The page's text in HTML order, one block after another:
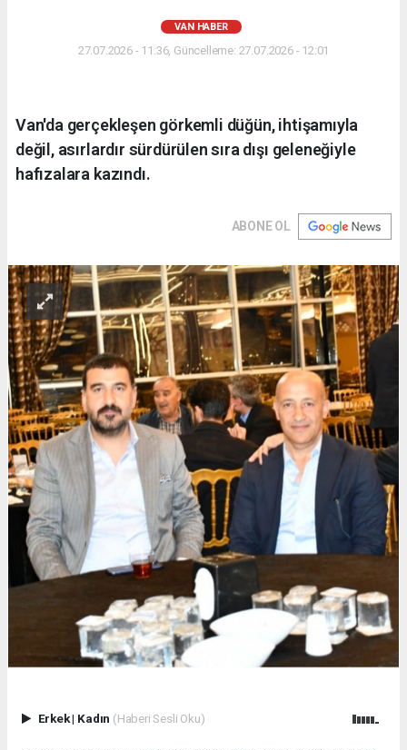
VAN HABER
27.07.2026 - 11:36, Güncelleme: 27.07.2026 - 12:01
Van'da gerçekleşen görkemli düğün, ihtişamıyla
değil, asırlardır sürdürülen sıra dışı geleneğiyle
hafızalara kazındı.
ABONE OL
Erkek| Kadın (Haberi Sesli Oku)